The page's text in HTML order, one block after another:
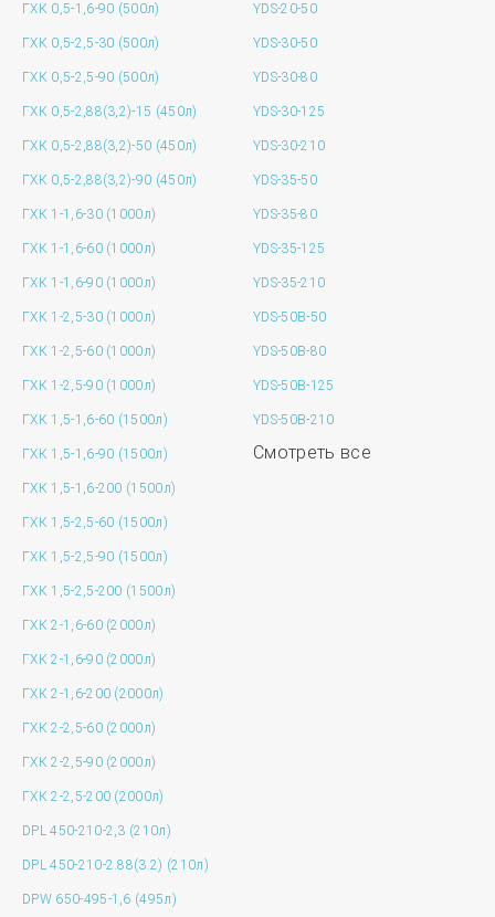
ГХК 0,5-1,6-90 (500л)
ГХК 0,5-2,5-30 (500л)
ГХК 0,5-2,5-90 (500л)
ГХК 0,5-2,88(3,2)-15 (450л)
ГХК 0,5-2,88(3,2)-50 (450л)
ГХК 0,5-2,88(3,2)-90 (450л)
ГХК 1-1,6-30 (1000л)
ГХК 1-1,6-60 (1000л)
ГХК 1-1,6-90 (1000л)
ГХК 1-2,5-30 (1000л)
ГХК 1-2,5-60 (1000л)
ГХК 1-2,5-90 (1000л)
ГХК 1,5-1,6-60 (1500л)
ГХК 1,5-1,6-90 (1500л)
ГХК 1,5-1,6-200 (1500л)
ГХК 1,5-2,5-60 (1500л)
ГХК 1,5-2,5-90 (1500л)
ГХК 1,5-2,5-200 (1500л)
ГХК 2-1,6-60 (2000л)
ГХК 2-1,6-90 (2000л)
ГХК 2-1,6-200 (2000л)
ГХК 2-2,5-60 (2000л)
ГХК 2-2,5-90 (2000л)
ГХК 2-2,5-200 (2000л)
DPL 450-210-2,3 (210л)
DPL 450-210-2.88(3.2) (210л)
DPW 650-495-1,6 (495л)
YDS-20-50
YDS-30-50
YDS-30-80
YDS-30-125
YDS-30-210
YDS-35-50
YDS-35-80
YDS-35-125
YDS-35-210
YDS-50B-50
YDS-50B-80
YDS-50B-125
YDS-50B-210
Смотреть все